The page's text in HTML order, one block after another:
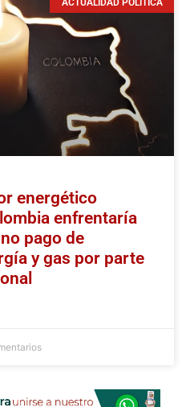
ACTUALIDAD POLÍTICA
energético
enfrentaría
pago de
y gas por parte